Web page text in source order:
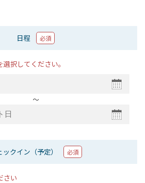
日程 必須
択してください。
〜
ックイン（予定） 必須
さい